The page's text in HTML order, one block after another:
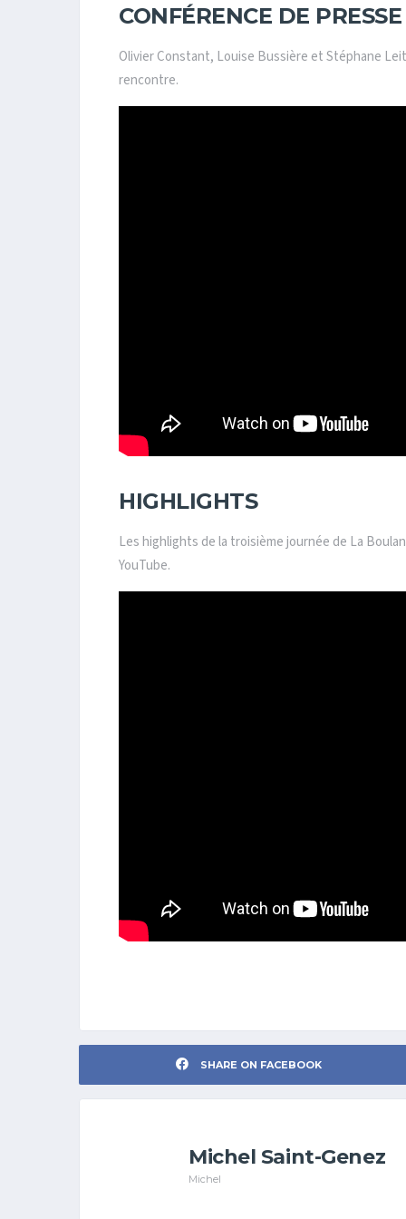
CONFÉRENCE DE PRESSE
Olivier Constant, Louise Bussière et Stéphane
rencontre.
HIGHLIGHTS
Les highlights de la troisième journée de La
YouTube.
SHARE ON FACEBOOK
Michel Saint-Genez
Michel